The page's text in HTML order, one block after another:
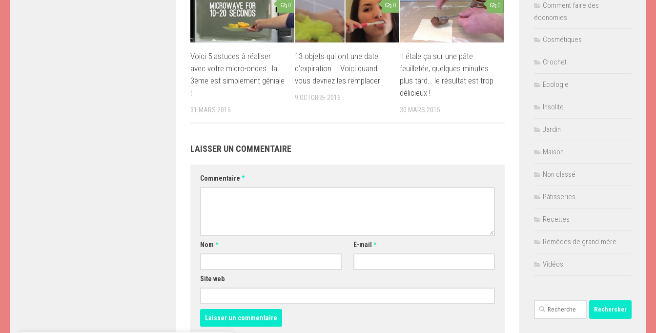
0
Voici 5 astuces à réaliser
avec votre micro-ondes : la
3ème est simplement géniale
!
31 MARS 2015
0
13 objets qui ont une date
d’expiration … Voici quand
vous devriez les remplacer
9 OCTOBRE 2016
0
Il étale ça sur une pâte
feuilletée, quelques minutes
plus tard… le résultat est trop
délicieux !
30 MARS 2015
LAISSER UN COMMENTAIRE
Commentaire *
Nom * E-mail*
Site web
Comment faire des
économies
Cosmétiques
Crochet
Ecologie
Insolite
Jardin
Maison
Non classé
Pâtisseries
Recettes
Remèdes de grand-mère
Vidéos
Rechercher :